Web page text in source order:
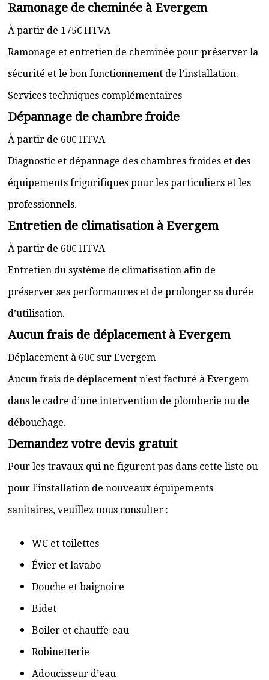
Ramonage de cheminée à Evergem
À partir de 175€ HTVA
Ramonage et entretien de cheminée pour préserver la
sécurité et le bon fonctionnement de l’installation.
Services techniques complémentaires
Dépannage de chambre froide
À partir de 60€ HTVA
Diagnostic et dépannage des chambres froides et des
équipements frigorifiques pour les particuliers et les
professionnels.
Entretien de climatisation à Evergem
À partir de 60€ HTVA
Entretien du système de climatisation afin de
préserver ses performances et de prolonger sa durée
d’utilisation.
Aucun frais de déplacement à Evergem
Déplacement à 60€ sur Evergem
Aucun frais de déplacement n’est facturé à Evergem
dans le cadre d’une intervention de plomberie ou de
débouchage.
Demandez votre devis gratuit
Pour les travaux qui ne figurent pas dans cette liste ou
pour l’installation de nouveaux équipements
sanitaires, veuillez nous consulter :
WC et toilettes
Évier et lavabo
Douche et baignoire
Bidet
Boiler et chauffe-eau
Robinetterie
Adoucisseur d’eau